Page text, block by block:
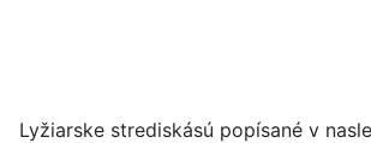
Lyžiarske strediskású popísané v